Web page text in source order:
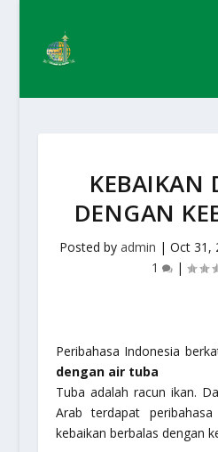
KEBAIKAN
DENGAN
Posted byadmin |Oct 31,
1
|
Peribahasa Indonesia
dengan air tuba
Tuba adalah racun ikan.
Arab terdapat
kebaikan berbalas dengan